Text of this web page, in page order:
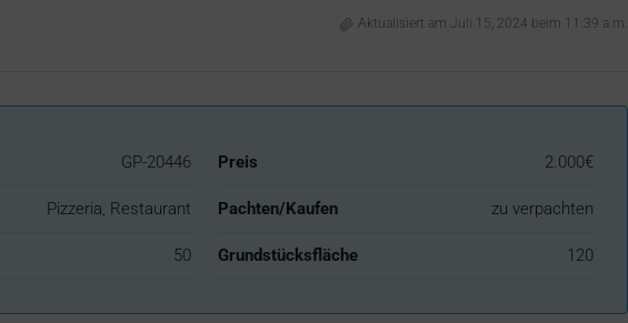
Aktualisiert am Juli 15, 2024 beim 11:39 a.m.
GP-20446 Preis 2.000€
Pizzeria, Restaurant Pachten/Kaufen zu verpachten
50 Grundstücksfläche 120